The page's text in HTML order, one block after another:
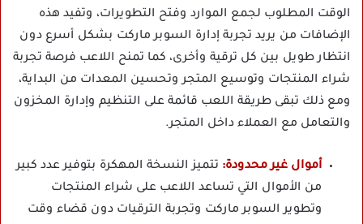
الوقت المطلوب لجمع الموارد وفتح التطويرات، وتفيد هذه
الإضافات من يريد تجربة إدارة السوبر ماركت بشكل أسرع دون
انتظار طويل بين كل ترقية وأخرى، كما تمنح اللاعب فرصة تجربة
شراء المنتجات وتوسيع المتجر وتحسين المعدات من البداية،
ومع ذلك تبقى طريقة اللعب قائمة على التنظيم وإدارة المخزون
والتعامل مع العملاء داخل المتجر.
أموال غير محدودة: تتميز النسخة المهكرة بتوفير عدد كبير
من الأموال التي تساعد اللاعب على شراء المنتجات
وتطوير السوبر ماركت وتجربة الترقيات دون قضاء وقت